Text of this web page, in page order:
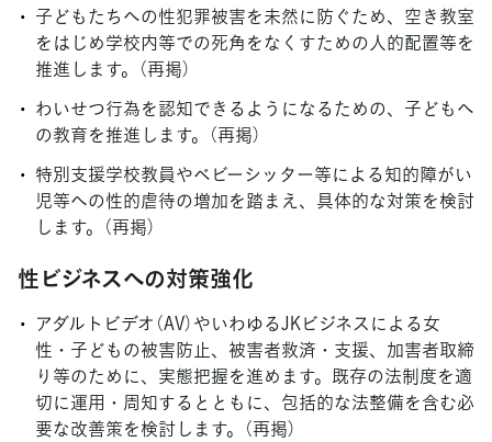
子どもたちへの性犯罪被害を未然に防ぐため、空き教室
をはじめ学校内等での死角をなくすための人的配置等を
推進します。（再掲）
わいせつ行為を認知できるようになるための、子どもへ
の教育を推進します。（再掲）
特別支援学校教員やベビーシッター等による知的障がい
児等への性的虐待の増加を踏まえ、具体的な対策を検討
します。（再掲）
性ビジネスへの対策強化
アダルトビデオ（AV）やいわゆるJKビジネスによる女
性・子どもの被害防止、被害者救済・支援、加害者取締
り等のために、実態把握を進めます。既存の法制度を適
切に運用・周知するとともに、包括的な法整備を含む必
要な改善策を検討します。（再掲）